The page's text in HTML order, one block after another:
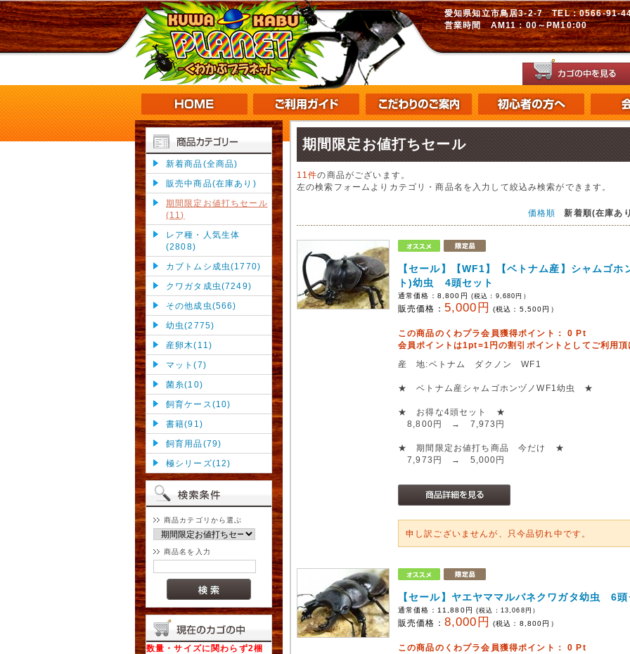
愛知県知立市鳥居3-2-7 TEL：0566-
営業時間 AM11：00～PM10:00
新着商品(全商品)
販売中商品(在庫あり)
期間限定お値打ちセール
(11)
レア種・人気生体
(2808)
カブトムシ成虫(1770)
クワガタ成虫(7249)
その他成虫(566)
幼虫(2775)
産卵木(11)
マット(7)
菌糸(10)
飼育ケース(10)
書籍(91)
飼育用品(79)
極シリーズ(12)
商品カテゴリから選ぶ
商品名を入力
数量・サイズに関わらず2梱
期間限定お値打ちセール
11件の商品がございます。
左の検索フォームよりカテゴリ・商品名を入力して絞込み検索ができます。
価格順 新着順(在庫あ
【セール】【WF1】【ベトナム産】シャムゴ
ト)幼虫 4頭セット
通常価格： 8,800円 (税込： 9,680円）
販売価格： 5,000円 (税込： 5,500円）
この商品のくわプラ会員獲得ポイント：0 Pt
会員ポイントは1pt=1円の割引ポイントとしてご利用頂
産 地:ベトナム ダクノン WF1
★ ベトナム産シャムゴホンヅノWF1幼虫 ★
★ お得な4頭セット ★
8,800円 → 7,973円
★ 期間限定お値打ち商品 今だけ ★
7,973円 → 5,000円
申し訳ございませんが、只今品切れ中です。
【セール】ヤエヤママルバネクワガタ幼虫 6頭
通常価格： 11,880円 (税込： 13,068円）
販売価格： 8,000円 (税込： 8,800円）
この商品のくわプラ会員獲得ポイント：0 Pt